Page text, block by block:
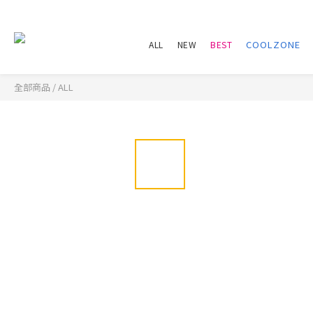
ALL NEW BEST
全部商品 /ALL